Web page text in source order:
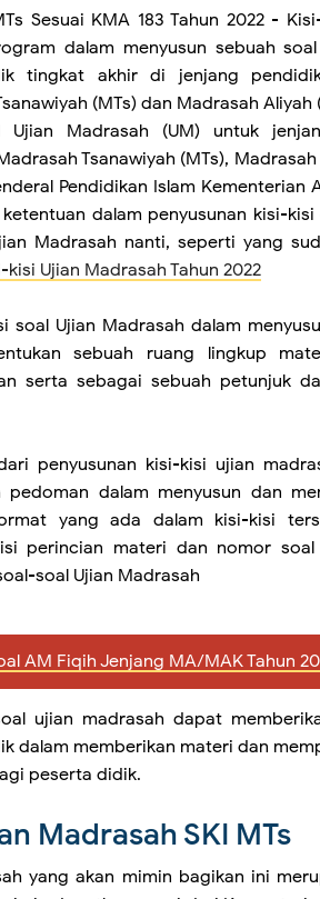
Sesuai KMA 183 Tahun 2022 -
dalam menyusun sebuah
tingkat akhir di jenjang
(MTs) dan Madrasah Aliyah
Ujian Madrasah (UM) untuk
Tsanawiyah (MTs),
Pendidikan Islam Kementerian
dalam penyusunan kisi-
Madrasah nanti, seperti yang
Ujian Madrasah Tahun 2022
soal Ujian Madrasah dalam
sebuah ruang lingkup
serta sebagai sebuah petunjuk
penyusunan kisi-kisi ujian
dalam menyusun dan
yang ada dalam kisi-kisi
perincian materi dan nomor
soal Ujian Madrasah
AM Fiqih Jenjang MA/MAK Tahun
ujian madrasah dapat
dalam memberikan materi dan
peserta didik.
Madrasah SKI MTs
yang akan mimin bagikan ini